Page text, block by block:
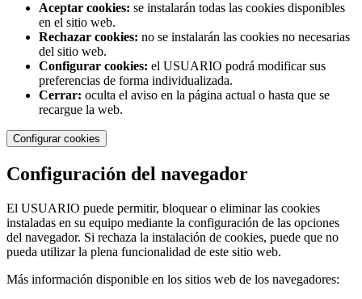
Aceptar cookies: se instalarán todas las cookies disponibles
en el sitio web.
Rechazar cookies: no se instalarán las cookies no necesarias
del sitio web.
Configurar cookies: el USUARIO podrá modificar sus
preferencias de forma individualizada.
Cerrar: oculta el aviso en la página actual o hasta que se
recargue la web.
Configurar cookies
Configuración del navegador
El USUARIO puede permitir, bloquear o eliminar las cookies
instaladas en su equipo mediante la configuración de las opciones
del navegador. Si rechaza la instalación de cookies, puede que no
pueda utilizar la plena funcionalidad de este sitio web.
Más información disponible en los sitios web de los navegadores: